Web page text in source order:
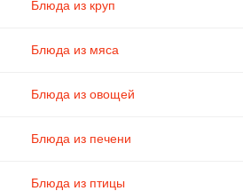
Блюда из круп
Блюда из мяса
Блюда из овощей
Блюда из печени
Блюда из птицы